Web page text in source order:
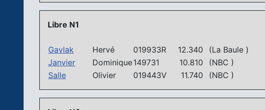
Libre N1
Gavlak Hervé 019933R 12.340
(La Baule )
Janvier
Dominique149731 10.810
(NBC )
Salle
Olivier 019443V 11.740 (NBC )